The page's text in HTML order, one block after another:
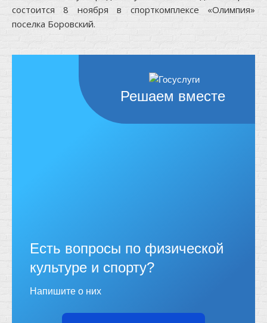
состоится 8 ноября в спорткомплексе «Олимпия»
поселка Боровский.
Решаем вместе
Есть вопросы по физической
культуре и спорту?
Напишите о них